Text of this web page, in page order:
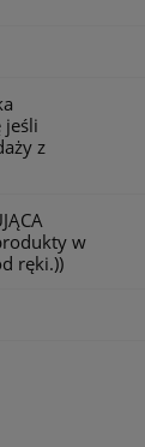
jeśli
z
w
ręki.))